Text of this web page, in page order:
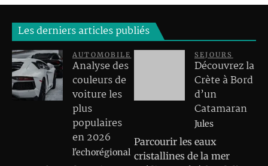
Les derniers articles publiés
AUTOMOBILE
Analyse des
couleurs de
voiture les
plus
populaires
en 2026
l'echorégional
SEJOURS
Découvrez la
Crète à Bord
d’un
Catamaran
Jules
Parcourir les eaux
cristallines de la mer